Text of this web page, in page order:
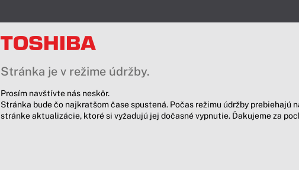
Stránka je v režime údržby.
Prosím navštívte nás neskôr.
Stránka bude čo najkratšom čase spustená. Počas režimu údržby prebiehajú
stránke aktualizácie, ktoré si vyžadujú jej dočasné vypnutie. Ďakujeme za